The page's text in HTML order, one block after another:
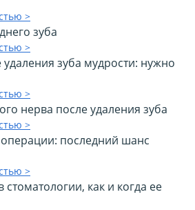
>
зуба
>
зуба мудрости: нужно
>
нерва после удаления зуба
>
последний шанс
>
стоматологии, как и когда ее